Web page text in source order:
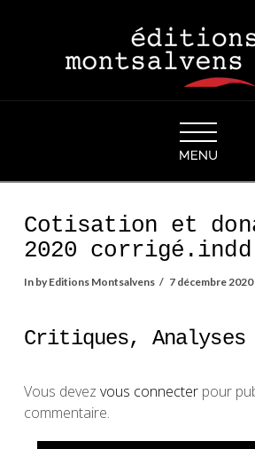
Cotisation et
2020 corrigé.indd
In by Editions Montsalvens 7 décembre 2020
Critiques, Analyses
Vous devez vous connecterpour
commentaire.